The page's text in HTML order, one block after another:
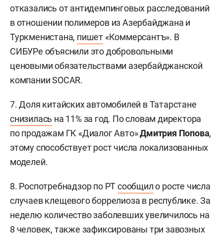
отказались от антидемпинговых расследований
в отношении полимеров из Азербайджана и
Туркменистана, пишет «Коммерсантъ». В
СИБУРе объяснили это добровольными
ценовыми обязательствами азербайджанской
компании SOCAR.
7. Доля китайских автомобилей в Татарстане
снизилась на 11% за год. По словам директора
по продажам ГК «Диалог Авто»Дмитрия Попова,
этому способствует рост числа локализованных
моделей.
8. Роспотребнадзор по РТсообщило росте числа
случаев клещевого боррелиоза в республике. За
неделю количество заболевших увеличилось на
8 человек, также зафиксированы три завозных